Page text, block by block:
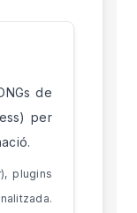
de
per
plugins